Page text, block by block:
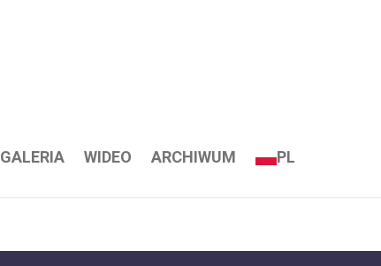
GALERIA WIDEO ARCHIWUM PL